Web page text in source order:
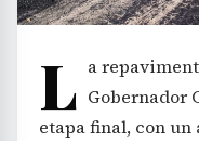
L a
Gobernador
etapa final, con